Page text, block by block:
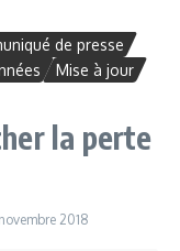
de presse
Mise à jour
la perte
2018